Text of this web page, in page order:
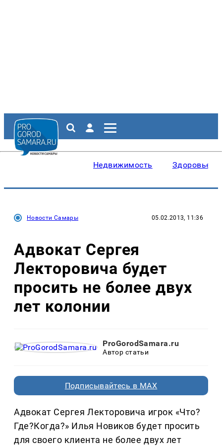
Недвижимость Здоровье
Новости Самары 05.02.2013, 11:36
Адвокат Сергея
Лекторовича будет
просить не более двух
лет колонии
ProGorodSamara.ru
Автор статьи
Подписывайтесь в MAX
Адвокат Сергея Лекторовича игрок «Что?
Где?Когда?» Илья Новиков будет просить
для своего клиента не более двух лет